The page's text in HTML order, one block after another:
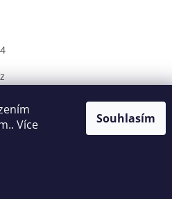
Více
Souhlasím